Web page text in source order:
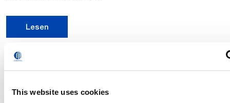
This website uses cookies
Lesen